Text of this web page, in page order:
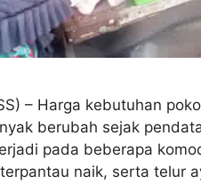
– Harga kebutuhan
berubah sejak
pada beberapa
naik, serta telur